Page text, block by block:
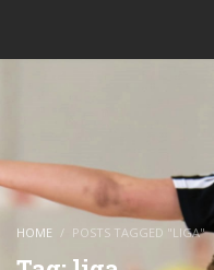
HOME POSTS TAGGED "LIGA"